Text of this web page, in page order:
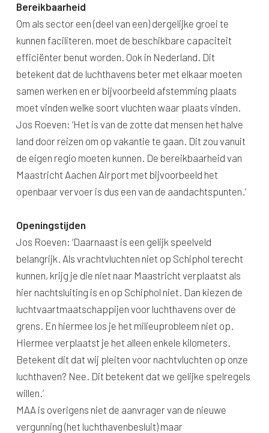
Bereikbaarheid
Om als sector een (deel van een) dergelijke groei te
kunnen faciliteren, moet de beschikbare capaciteit
efficiënter benut worden. Ook in Nederland. Dit
betekent dat de luchthavens beter met elkaar moeten
samen werken en er bijvoorbeeld afstemming plaats
moet vinden welke soort vluchten waar plaats vinden.
Jos Roeven: ‘Het is van de zotte dat mensen het halve
land door reizen om op vakantie te gaan. Dit zou vanuit
de eigen regio moeten kunnen. De bereikbaarheid van
Maastricht Aachen Airport met bijvoorbeeld het
openbaar vervoer is dus een van de aandachtspunten.’
Openingstijden
Jos Roeven: ‘Daarnaast is een gelijk speelveld
belangrijk. Als vrachtvluchten niet op Schiphol terecht
kunnen, krijg je die niet naar Maastricht verplaatst als
hier nachtsluiting is en op Schiphol niet. Dan kiezen de
luchtvaartmaatschappijen voor luchthavens over de
grens. En hiermee los je het milieuprobleem niet op.
Hiermee verplaatst je het alleen enkele kilometers.
Betekent dit dat wij pleiten voor nachtvluchten op onze
luchthaven? Nee. Dit betekent dat we gelijke spelregels
willen.’
MAA is overigens niet de aanvrager van de nieuwe
vergunning (het luchthavenbesluit) maar